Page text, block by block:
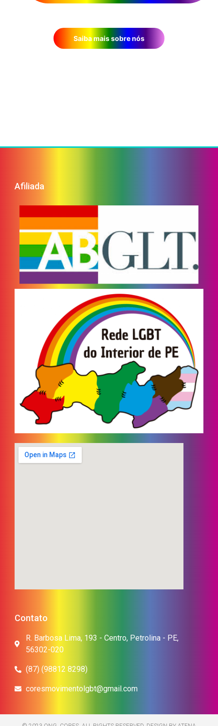
Saiba mais sobre nós
Afiliada
Contato
R. Barbosa Lima, 193 - Centro, Petrolina - PE,
56302-020
(87) (98812 8298)
coresmovimentolgbt@gmail.com